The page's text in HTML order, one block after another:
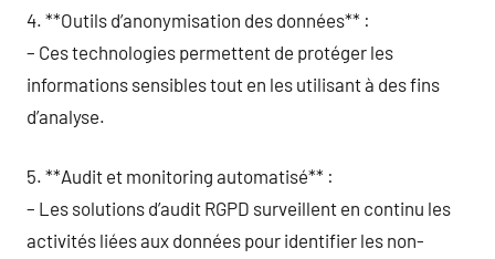
4. **Outils d’anonymisation des données** :
– Ces technologies permettent de protéger les
informations sensibles tout en les utilisant à des fins
d’analyse.
5. **Audit et monitoring automatisé** :
– Les solutions d’audit RGPD surveillent en continu les
activités liées aux données pour identifier les non-